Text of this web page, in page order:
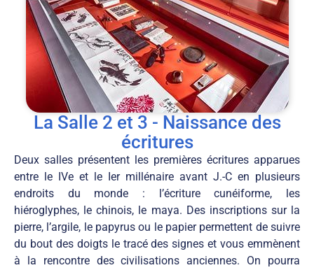
La Salle 2 et 3 - Naissance des
écritures
Deux salles présentent les premières écritures apparues
entre le IVe et le Ier millénaire avant J.-C en plusieurs
endroits du monde : l’écriture cunéiforme, les
hiéroglyphes, le chinois, le maya. Des inscriptions sur la
pierre, l’argile, le papyrus ou le papier permettent de suivre
du bout des doigts le tracé des signes et vous emmènent
à la rencontre des civilisations anciennes. On pourra